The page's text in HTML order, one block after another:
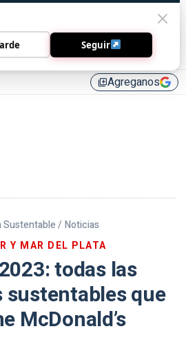
library_addAgreganos
Sustentable / Noticias
Y MAR DEL PLATA
todas las
sustentables que
McDonald’s
Seguir